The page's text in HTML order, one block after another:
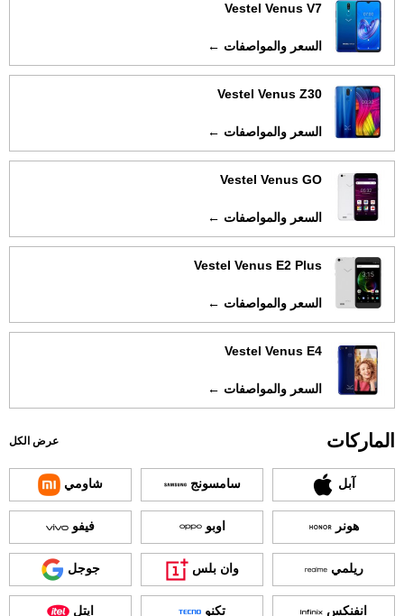
Vestel Venus V7
السعر والمواصفات ←
Vestel Venus Z30
السعر والمواصفات ←
Vestel Venus GO
السعر والمواصفات ←
Vestel Venus E2 Plus
السعر والمواصفات ←
Vestel Venus E4
السعر والمواصفات ←
الماركات عرض الكل
آبل سامسونج شاومي
هونر اوبو فيفو
ريلمي وان بلس جوجل
انفنكس تكنو ايتل